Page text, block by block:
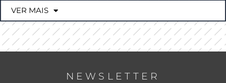
VER MAIS
NEWSLETTER